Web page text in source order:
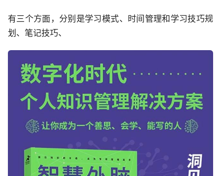
有三个方面，分别是学习模式、时间管理和学习技巧规
划、笔记技巧、